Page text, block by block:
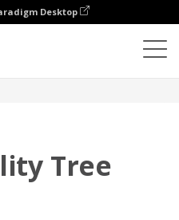
Desktop
Tree